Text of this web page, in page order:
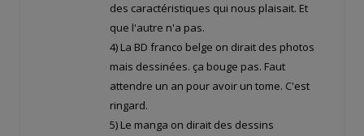
des caractéristiques qui nous plaisait. Et
que l'autre n'a pas.
4) La BD franco belge on dirait des photos
mais dessinées. ça bouge pas. Faut
attendre un an pour avoir un tome. C'est
ringard.
5) Le manga on dirait des dessins